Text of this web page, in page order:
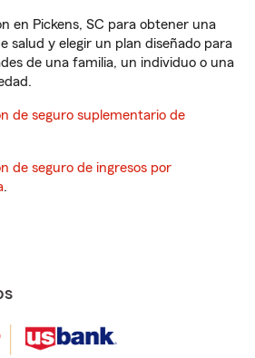
en Pickens, SC para obtener una
salud y elegir un plan diseñado para
de una familia, un individuo o una
de seguro suplementario de
de seguro de ingresos por
.